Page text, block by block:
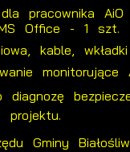
pracownika
Office - 1 szt.
kable, wkładki
monitorujące
diagnozę
projektu.
Gminy